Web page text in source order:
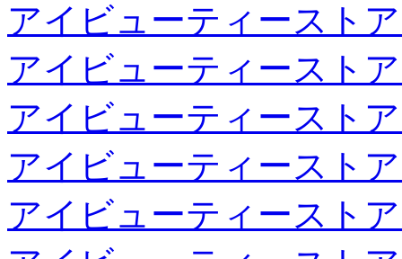
アイビューティースト
アイビューティースト
アイビューティースト
アイビューティースト
アイビューティースト